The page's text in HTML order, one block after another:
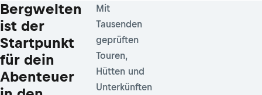
Bergwelten
ist der
Startpunkt
für dein
Abenteuer
Mit
Tausenden
geprüften
Touren,
Hütten und
Unterkünften